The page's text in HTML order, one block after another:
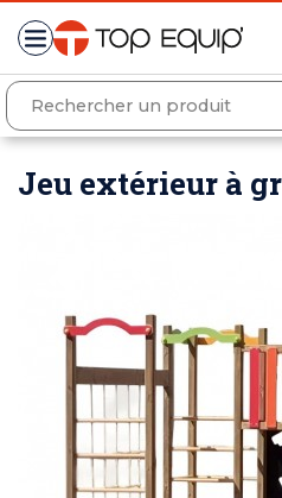
Jeu extérieur à